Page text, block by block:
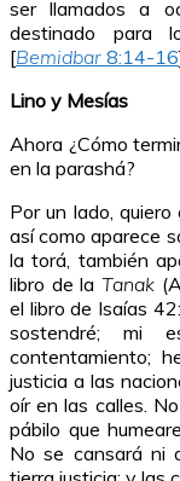
ser llamados a
destinado para
[Bemidbar 8:14-16
Lino y Mesías
Ahora ¿Cómo
en la parashá?
Por un lado,
así como aparece
la torá, también
libro de laTanak
el libro de Isaías
sostendré; mi
contentamiento;
justicia a las
oír en las calles.
pábilo que
No se cansará ni